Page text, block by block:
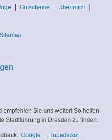
Gutscheine
Über mich
Sitemap
Sie uns weiter! So helfen
Stadtführung in Dresden zu finden.
Google (link
,Tripadvisor(link,